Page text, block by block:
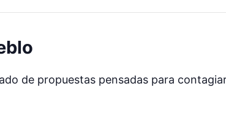
de propuestas pensadas para